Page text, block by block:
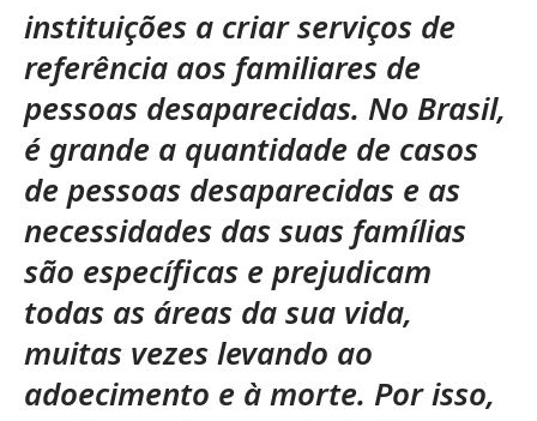
instituições a criar serviços de
referência aos familiares de
pessoas desaparecidas. No Brasil,
é grande a quantidade de casos
de pessoas desaparecidas e as
necessidades das suas famílias
são específicas e prejudicam
todas as áreas da sua vida,
muitas vezes levando ao
adoecimento e à morte. Por isso,